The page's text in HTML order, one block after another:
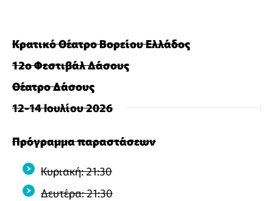
Κρατικό Θέατρο Βορείου Ελλάδος
12ο Φεστιβάλ Δάσους
Θέατρο Δάσους
12-14 Ιουλίου 2026
Πρόγραμμα παραστάσεων
Κυριακή: 21:30
Δευτέρα: 21:30